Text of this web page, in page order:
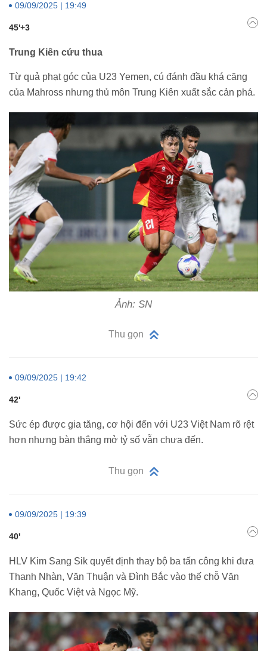
09/09/2025 | 19:49
45'+3
Trung Kiên cứu thua
Từ quả phạt góc của U23 Yemen, cú đánh đầu khá căng
của Mahross nhưng thủ môn Trung Kiên xuất sắc cản phá.
Ảnh: SN
Thu gọn
09/09/2025 | 19:42
42'
Sức ép được gia tăng, cơ hội đến với U23 Việt Nam rõ rệt
hơn nhưng bàn thắng mở tỷ số vẫn chưa đến.
Thu gọn
09/09/2025 | 19:39
40'
HLV Kim Sang Sik quyết định thay bộ ba tấn công khi đưa
Thanh Nhàn, Văn Thuận và Đình Bắc vào thế chỗ Văn
Khang, Quốc Việt và Ngọc Mỹ.